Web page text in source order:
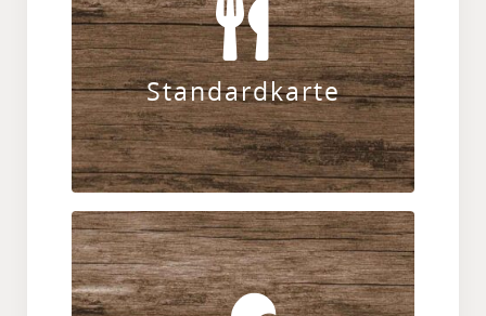
Standardkarte
verwöhnen wir Sie im Restaurant &
Biergarten München Süd.
ZUR KARTE
Zusätzlich zu unserer Speisekarte gibt